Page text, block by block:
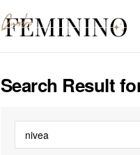
Search Result